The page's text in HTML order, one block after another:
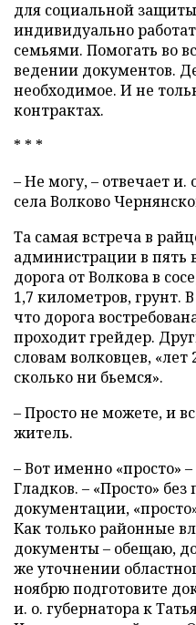
для социальной
индивидуально
семьями. Помогать во
ведении документов.
необходимое. И не
контрактах.
* * *
– Не могу, – отвечает
села Волково
Та самая встреча в
администрации в пять
дорога от Волкова в
1,7 километров, грунт.
что дорога
проходит грейдер.
словам волковцев,
сколько ни бьемся».
– Просто не можете, и
житель.
– Вот именно «просто»
Гладков. – «Просто»
документации,
Как только районные
документы – обещаю,
же уточнении
ноябрю подготовите
и. о. губернатора к